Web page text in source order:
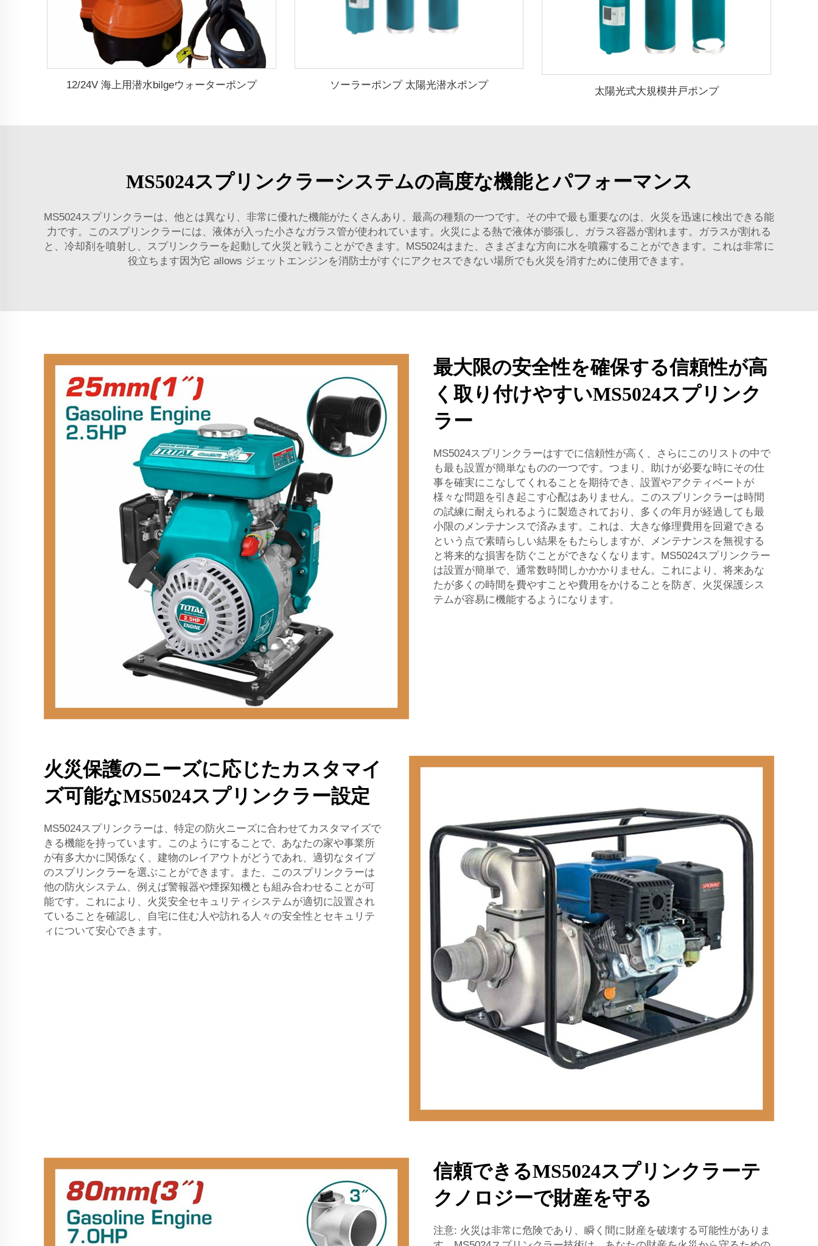
12/24V 海上用潜水bilgeウォーターポンプ ソーラーポンプ 太陽光潜水ポンプ
太陽光式大規模井戸ポンプ
MS5024スプリンクラーシステムの高度な機能とパフォーマンス
MS5024スプリンクラーは、他とは異なり、非常に優れた機能がたくさんあり、最高の種類の一つです。その中で最も重要なのは、火災を迅速に検出できる能
力です。このスプリンクラーには、液体が入った小さなガラス管が使われています。火災による熱で液体が膨張し、ガラス容器が割れます。ガラスが割れる
と、冷却剤を噴射し、スプリンクラーを起動して火災と戦うことができます。MS5024はまた、さまざまな方向に水を噴霧することができます。これは非常に
役立ちます因为它 allows ジェットエンジンを消防士がすぐにアクセスできない場所でも火災を消すために使用できます。
最大限の安全性を確保する信頼性が高
く取り付けやすいMS5024スプリンク
ラー
MS5024スプリンクラーはすでに信頼性が高く、さらにこのリストの中で
も最も設置が簡単なものの一つです。つまり、助けが必要な時にその仕
事を確実にこなしてくれることを期待でき、設置やアクティベートが
様々な問題を引き起こす心配はありません。このスプリンクラーは時間
の試練に耐えられるように製造されており、多くの年月が経過しても最
小限のメンテナンスで済みます。これは、大きな修理費用を回避できる
という点で素晴らしい結果をもたらしますが、メンテナンスを無視する
と将来的な損害を防ぐことができなくなります。MS5024スプリンクラー
は設置が簡単で、通常数時間しかかかりません。これにより、将来あな
たが多くの時間を費やすことや費用をかけることを防ぎ、火災保護シス
テムが容易に機能するようになります。
火災保護のニーズに応じたカスタマイ
ズ可能なMS5024スプリンクラー設定
MS5024スプリンクラーは、特定の防火ニーズに合わせてカスタマイズで
きる機能を持っています。このようにすることで、あなたの家や事業所
が有多大かに関係なく、建物のレイアウトがどうであれ、適切なタイプ
のスプリンクラーを選ぶことができます。また、このスプリンクラーは
他の防火システム、例えば警報器や煙探知機とも組み合わせることが可
能です。これにより、火災安全セキュリティシステムが適切に設置され
ていることを確認し、自宅に住む人や訪れる人々の安全性とセキュリテ
ィについて安心できます。
信頼できるMS5024スプリンクラーテ
クノロジーで財産を守る
注意: 火災は非常に危険であり、瞬く間に財産を破壊する可能性がありま